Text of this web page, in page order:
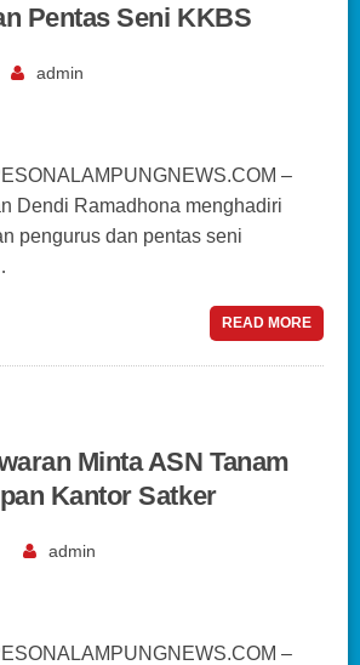
Pentas Seni KKBS
admin
–
Dendi Ramadhona menghadiri
pengurus dan pentas seni
READ MORE
Minta ASN Tanam
Kantor Satker
admin
–